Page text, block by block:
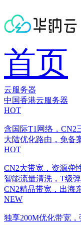
首页
云服务器
中国香港云服务器
HOT
含国际T1网络，CN2
大陆优化路由，免备
HOT
CN2大带宽，资源弹
智能流量清洗，T级
CN2精品带宽，出海
NEW
独享200M优化带宽，